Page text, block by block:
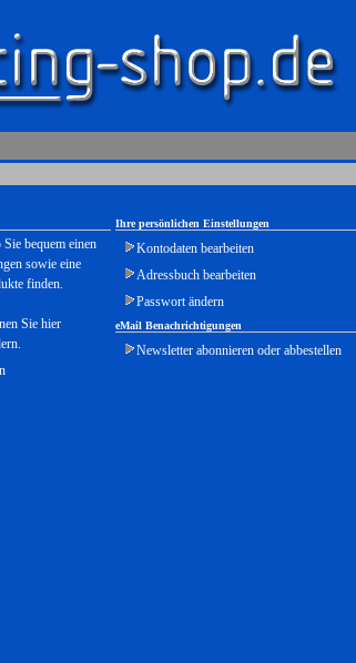
bequem einen
sowie eine
finden.
Sie hier
Ihre persönlichen Einstellungen
Kontodaten bearbeiten
Adressbuch bearbeiten
Passwort ändern
eMail Benachrichtigungen
Newsletter abonnieren oder abbestellen